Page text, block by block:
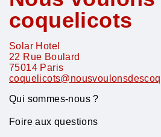
coquelicots
Solar Hotel
22 Rue Boulard
75014 Paris
Qui sommes-nous ?
Foire aux questions